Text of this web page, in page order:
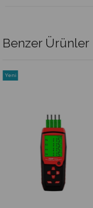
Benzer Ürünler
Yeni